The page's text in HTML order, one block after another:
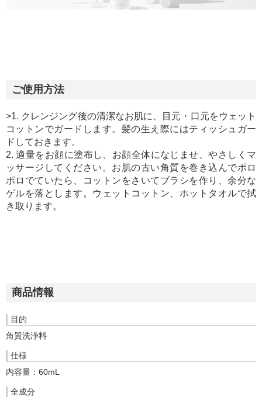
ご使用方法
>1. クレンジング後の清潔なお肌に、目元・口元をウェット
コットンでガードします。髪の生え際にはティッシュガー
ドしておきます。
2. 適量をお顔に塗布し、お顔全体になじませ、やさしくマ
ッサージしてください。お肌の古い角質を巻き込んでポロ
ポロでていたら、コットンをさいてブラシを作り、余分な
ゲルを落とします。ウェットコットン、ホットタオルで拭
き取ります。
商品情報
目的
角質洗浄料
仕様
内容量：60mL
全成分